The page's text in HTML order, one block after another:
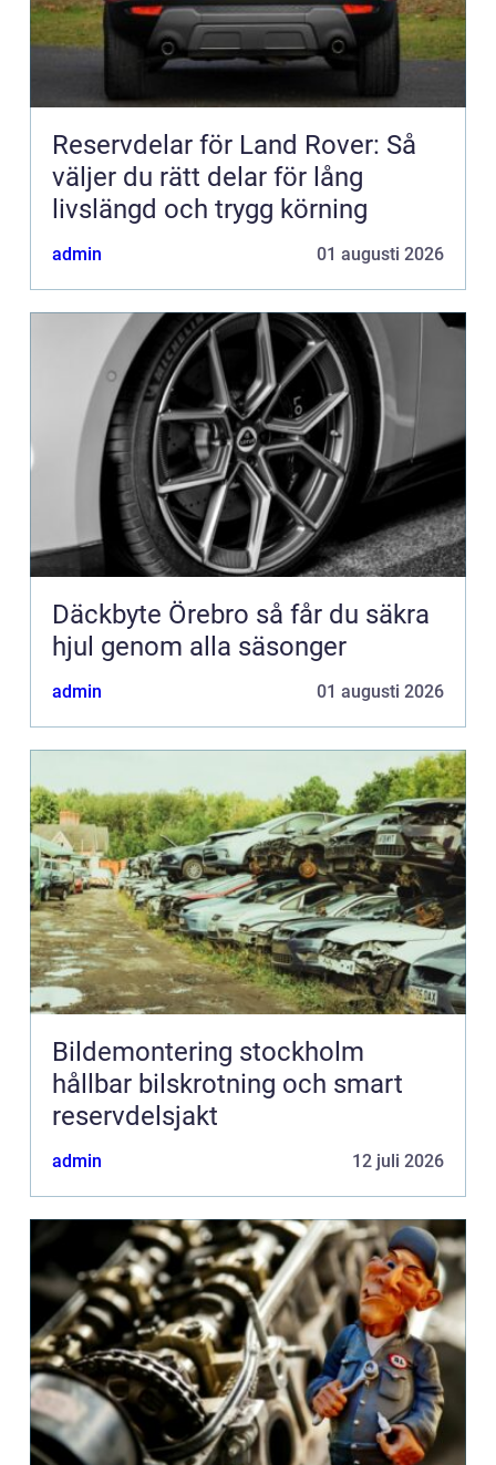
Reservdelar för Land Rover: Så
väljer du rätt delar för lång
livslängd och trygg körning
admin 01 augusti 2026
Däckbyte Örebro så får du säkra
hjul genom alla säsonger
admin 01 augusti 2026
Bildemontering stockholm
hållbar bilskrotning och smart
reservdelsjakt
admin 12 juli 2026